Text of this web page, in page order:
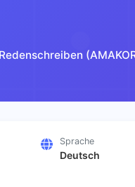
Sprache
Deutsch